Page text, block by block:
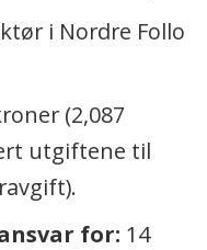
i Nordre Follo
(2,087
utgiftene til
for: 14